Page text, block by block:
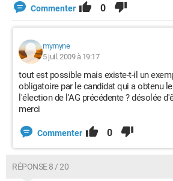
Commenter 0
mymyne
5 juil. 2009 à 19:17
tout est possible mais existe-t-il un
obligatoire par le candidat qui a obtenu
l'élection de l'AG précédente ? désolée
merci
Commenter 0
RÉPONSE 8 / 20